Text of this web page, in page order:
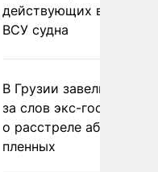
действующих в
ВСУ судна
В Грузии завели дело
за слов экс-
о расстреле абхазских
пленных